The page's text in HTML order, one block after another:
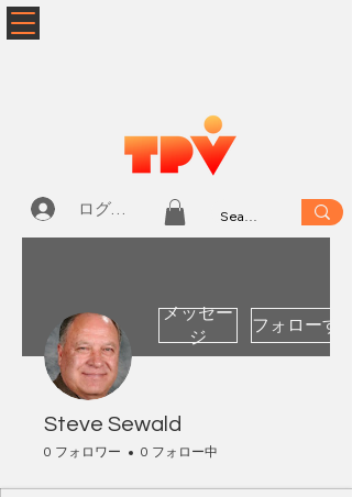
ログイン
メッセー
ジ
フォローする
Steve Sewald
0 フォロワー 0 フォロー中